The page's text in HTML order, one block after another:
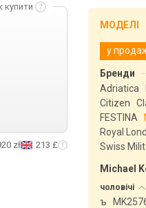
купити
zł 213 £
МОДЕЛІ
у
Бренди
Adriatica
Citizen
FESTINA
Royal
Swiss
Michael
чоловічі
ъ